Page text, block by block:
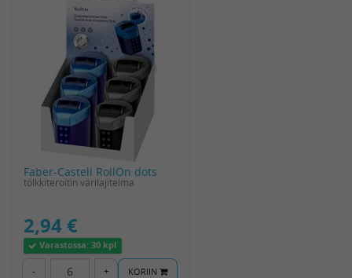
Faber-Castell RollOn dots
tölkkiteroitin värilajitelma
2,94 €
Varastossa:30 kpl
- + KORIIN